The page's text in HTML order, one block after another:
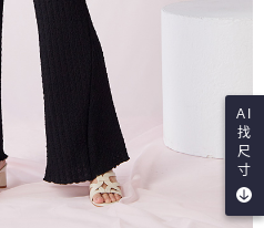
AI
找
尺
寸